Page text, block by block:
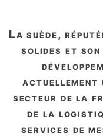
la suède, réputée pour ses infrastructures
solides et son
actuellement
secteur de la
de la
services de